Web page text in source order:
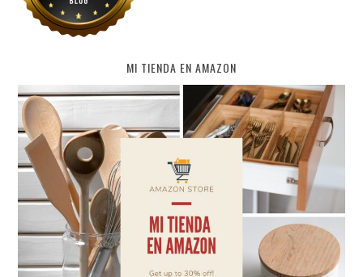
MI TIENDA EN AMAZON